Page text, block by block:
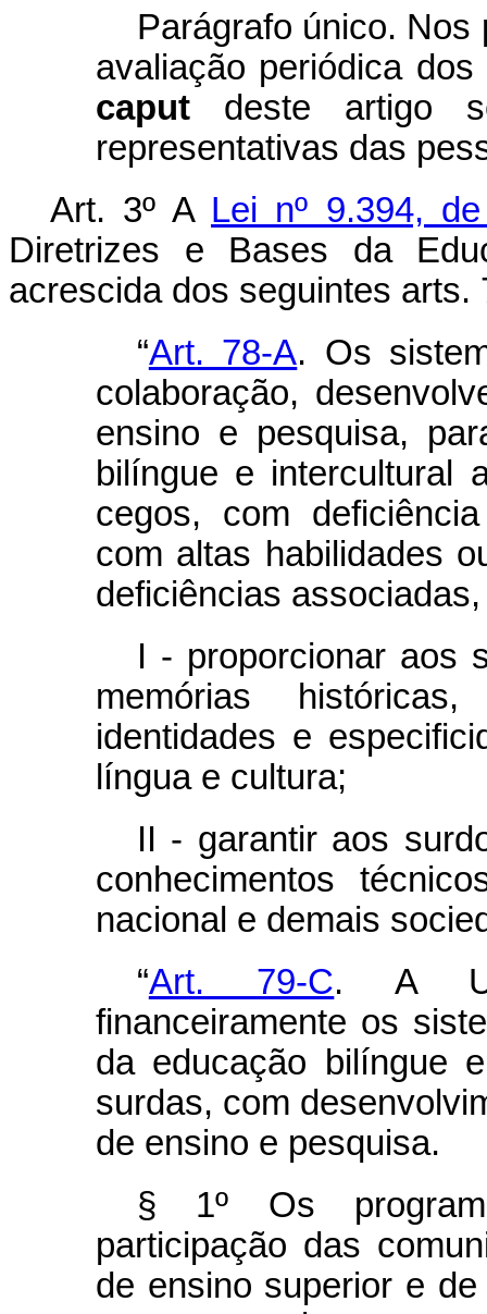
Parágrafo único.
avaliação periódica
caput deste artigo
representativas das
Art. 3º A Lei nº 9.394,
Diretrizes e Bases da
acrescida dos seguintes arts.
“Art. 78-A. Os
colaboração,
ensino e pesquisa,
bilíngue e intercultural
cegos, com
com altas habilidades
deficiências
I - proporcionar aos
memórias
identidades e
língua e cultura;
II - garantir aos
conhecimentos
nacional e demais
“Art. 79-C. A
financeiramente os
da educação bilíngue
surdas, com
de ensino e pesquisa.
§ 1º Os
participação das
de ensino superior e